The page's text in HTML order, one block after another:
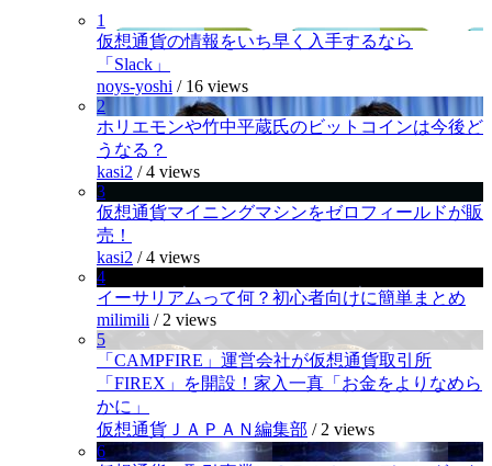
1
仮想通貨の情報をいち早く入手するなら
「Slack」
noys-yoshi / 16 views
2
ホリエモンや竹中平蔵氏のビットコインは今後ど
うなる？
kasi2 /4 views
3
仮想通貨マイニングマシンをゼロフィールドが販
売！
kasi2 /4 views
4
イーサリアムって何？初心者向けに簡単まとめ
milimili / 2 views
5
「CAMPFIRE」運営会社が仮想通貨取引所
「FIREX」を開設！家入一真「お金をよりなめら
かに」
仮想通貨ＪＡＰＡＮ編集部 / 2 views
6